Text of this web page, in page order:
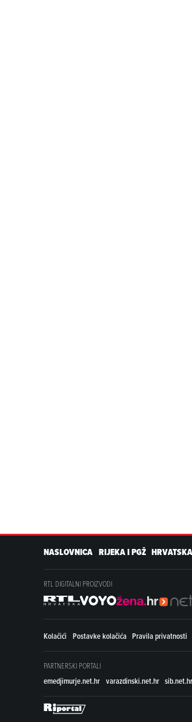
NASLOVNICA RIJEKA I PGŽ
RTL DIGITALNI PROIZVODI
Kolačići Postavke kolačića Pravila privatnosti
PARTNERSKI PORTALI
emedjimurje.net.hr varazdinski.net.hr sib.net.hr